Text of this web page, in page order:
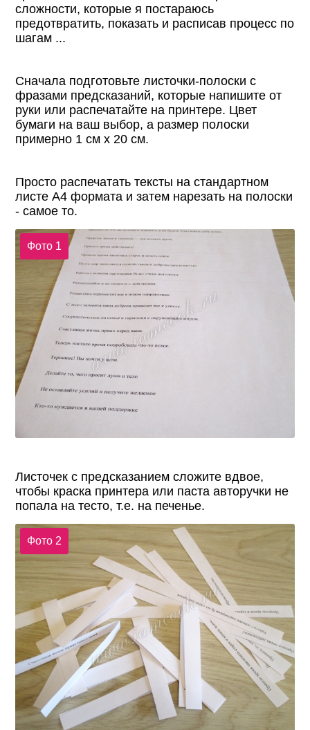
сложности, которые я постараюсь
предотвратить, показать и расписав процесс по
шагам ...
Сначала подготовьте листочки-полоски с
фразами предсказаний, которые напишите от
руки или распечатайте на принтере. Цвет
бумаги на ваш выбор, а размер полоски
примерно 1 см х 20 см.
Просто распечатать тексты на стандартном
листе А4 формата и затем нарезать на полоски
- самое то.
Фото 1
Листочек с предсказанием сложите вдвое,
чтобы краска принтера или паста авторучки не
попала на тесто, т.е. на печенье.
Фото 2